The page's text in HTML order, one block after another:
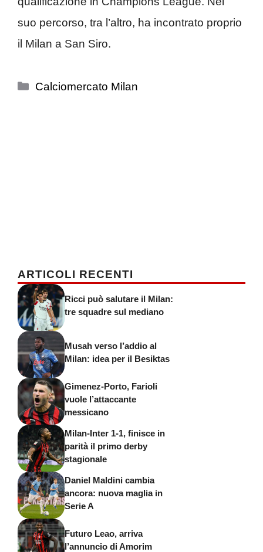
suo percorso, tra l’altro, ha incontrato proprio
il Milan a San Siro.
Categorie
Calciomercato Milan
ARTICOLI RECENTI
Ricci può salutare il Milan:
tre squadre sul mediano
Musah verso l’addio al
Milan: idea per il Besiktas
Gimenez-Porto, Farioli
vuole l’attaccante
messicano
Milan-Inter 1-1, finisce in
parità il primo derby
stagionale
Daniel Maldini cambia
ancora: nuova maglia in
Serie A
Futuro Leao, arriva
l’annuncio di Amorim